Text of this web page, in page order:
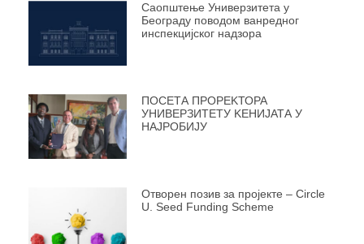
Саопштење Универзитета у
Београду поводом ванредног
инспекцијског надзора
ПОСЕТА ПРОРЕKТОРА
УНИВЕРЗИТЕТУ KЕНИЈАТА У
НАЈРОБИЈУ
Отворен позив за пројекте – Circle
U. Seed Funding Scheme